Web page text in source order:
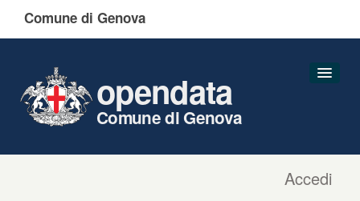
Comune di Genova
Accedi
opendata
Comune di Genova